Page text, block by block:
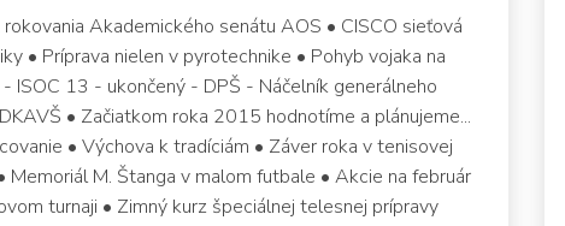
Akademického senátu AOS • CISCO sieťová
• Príprava nielen v pyrotechnike • Pohyb vojaka na
ISOC 13 - ukončený - DPŠ - Náčelník generálneho
• Začiatkom roka 2015 hodnotíme a plánujeme...
• Výchova k tradíciám • Záver roka v tenisovej
Memoriál M. Štanga v malom futbale • Akcie na február
turnaji • Zimný kurz špeciálnej telesnej prípravy